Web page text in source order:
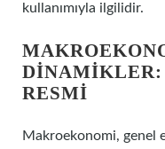
kullanımıyla ilgilidir.
DINAMIKLER:
RESMI
Makroekonomi, genel